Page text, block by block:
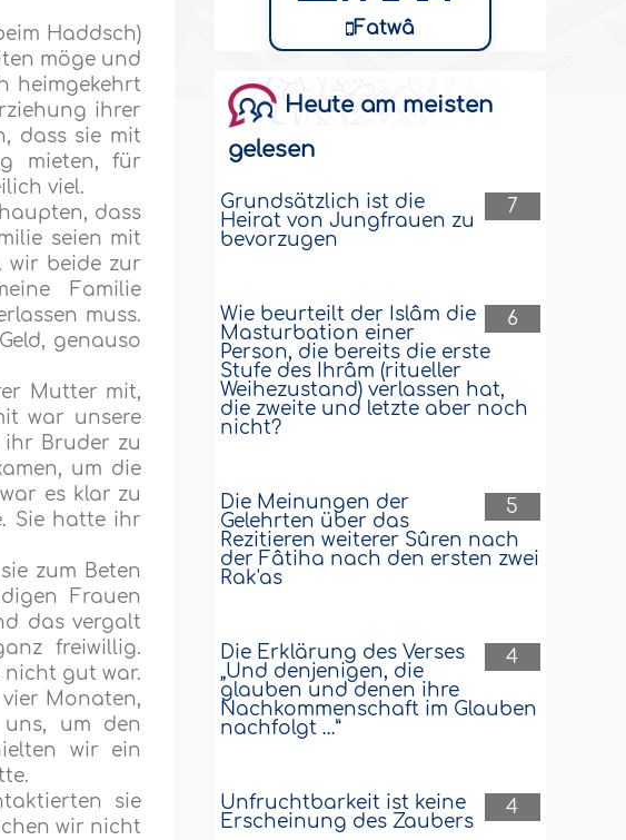
Haddsch)
möge und
heimgekehrt
ihrer
dass sie mit
mieten, für
viel.
dass
seien mit
wir beide zur
Familie
muss.
genauso
Mutter mit,
war unsere
ihr Bruder zu
um die
es klar zu
Sie hatte ihr
zum Beten
Frauen
das vergalt
freiwillig.
nicht gut war.
Monaten,
um den
wir ein
sie
wir nicht
Fatwâ
Heute am meisten
gelesen
7
Grundsätzlich ist die
Heirat von Jungfrauen zu
bevorzugen
6
Wie beurteilt der Islâm die
Masturbation einer
Person, die bereits die erste
Stufe des Ihrâm (ritueller
Weihezustand) verlassen hat,
die zweite und letzte aber noch
nicht?
5
Die Meinungen der
Gelehrten über das
Rezitieren weiterer Sûren nach
der Fâtiha nach den ersten zwei
Rak'as
4
Die Erklärung des Verses
„Und denjenigen, die
glauben und denen ihre
Nachkommenschaft im Glauben
nachfolgt …”
4
Unfruchtbarkeit ist keine
Erscheinung des Zaubers